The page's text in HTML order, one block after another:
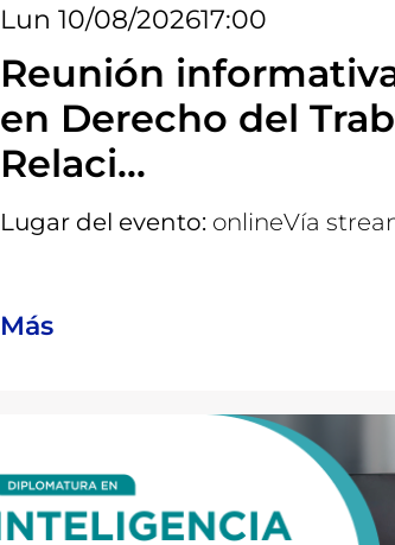
Lun 10/08/202617:00
Reunión
en Derecho del
Relaci...
Lugar del evento: onlineVía
Más